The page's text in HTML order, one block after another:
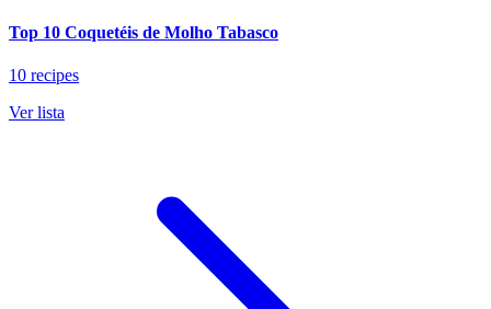
Top 10 Coquetéis de Molho Tabasco
10 recipes
Ver lista